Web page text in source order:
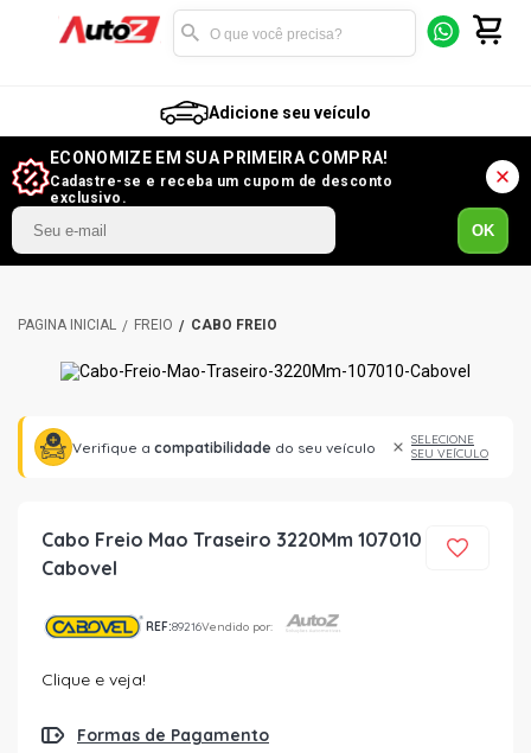
Adicione seu veículo
ECONOMIZE EM SUA PRIMEIRA COMPRA!
Cadastre-se e receba um cupom de desconto
exclusivo.
OK
FREIO CABO FREIO
Verifique a compatibilidade do seu veículo
SELECIONE
SEU VEÍCULO
Cabo Freio Mao Traseiro 3220Mm 107010
Cabovel
REF:89216Vendido por:
Clique e veja!
Formas de Pagamento